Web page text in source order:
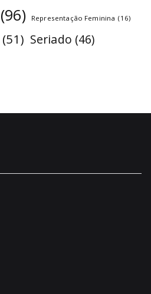
(96) Representação Feminina (16)
(51) Seriado (46)